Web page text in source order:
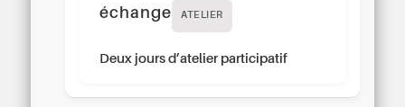
échange
ATELIER
Deux jours d’atelier participatif